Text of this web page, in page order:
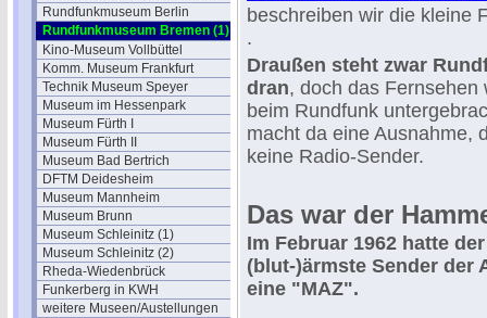
Rundfunkmuseum Berlin
Rundfunkmuseum Bremen (1)
Kino-Museum Vollbüttel
Komm. Museum Frankfurt
Technik Museum Speyer
Museum im Hessenpark
Museum Fürth I
Museum Fürth II
Museum Bad Bertrich
DFTM Deidesheim
Museum Mannheim
Museum Brunn
Museum Schleinitz (1)
Museum Schleinitz (2)
Rheda-Wiedenbrück
Funkerberg in KWH
weitere Museen/Austellungen
beschreiben wir die kleine
.
Draußen steht zwar
dran, doch das Fernsehen
beim Rundfunk
macht da eine Ausnahme,
keine Radio-Sender.
Das war der
Im Februar 1962 hatte
(blut-)ärmste Sender der
eine "MAZ".